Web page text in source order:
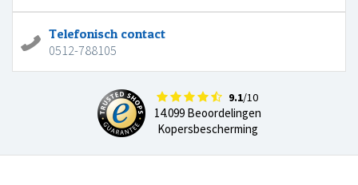
Telefonisch contact
0512-788105
9.1/10
14.099 Beoordelingen
Kopersbescherming